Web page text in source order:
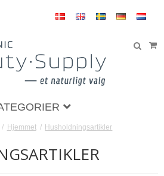
/ Hjemmet / Husholdningsartikler